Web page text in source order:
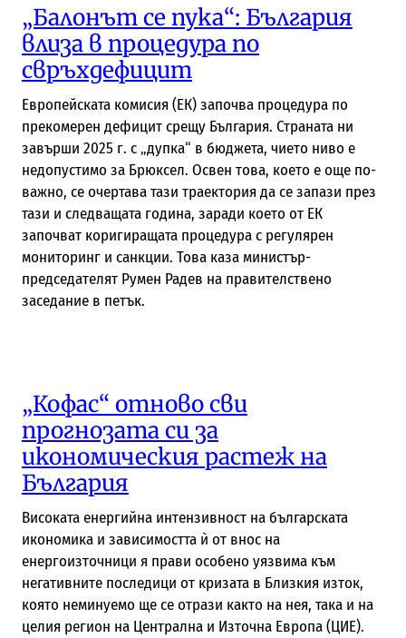
„Балонът се пука“: България
влиза в процедура по
свръхдефицит
Европейската комисия (ЕК) започва процедура по
прекомерен дефицит срещу България. Страната ни
завърши 2025 г. с „дупка“ в бюджета, чието ниво е
недопустимо за Брюксел. Освен това, което е още по-
важно, се очертава тази траектория да се запази през
тази и следващата година, заради което от ЕК
започват коригиращата процедура с регулярен
мониторинг и санкции. Това каза министър-
председателят Румен Радев на правителствено
заседание в петък.
„Кофас“ отново сви
прогнозата си за
икономическия растеж на
България
Високата енергийна интензивност на българската
икономика и зависимостта ѝ от внос на
енергоизточници я прави особено уязвима към
негативните последици от кризата в Близкия изток,
която неминуемо ще се отрази както на нея, така и на
целия регион на Централна и Източна Европа (ЦИЕ).